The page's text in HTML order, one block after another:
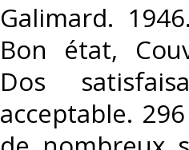
‎Galimard.
Bon état,
Dos
acceptable.